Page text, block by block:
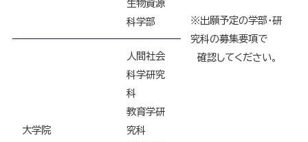
生物資源
科学部
※出願予定の学部・研
究科の募集要項で
確認してください。
大学院
人間社会
科学研究
科
教育学研
究科